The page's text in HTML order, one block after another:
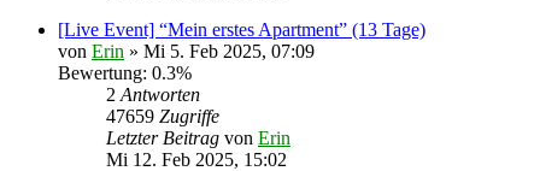
[Live Event] “Mein erstes Apartment” (13 Tage)
von Erin » Mi 5. Feb 2025, 07:09
Bewertung: 0.3%
2 Antworten
47659 Zugriffe
Letzter Beitrag von Erin
Mi 12. Feb 2025, 15:02